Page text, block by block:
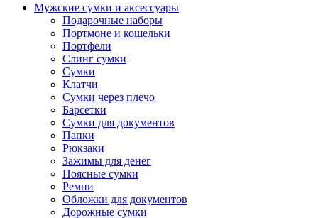
Мужские сумки и аксессуары
Подарочные наборы
Портмоне и кошельки
Портфели
Слинг сумки
Сумки
Клатчи
Сумки через плечо
Барсетки
Сумки для документов
Папки
Рюкзаки
Зажимы для денег
Поясные сумки
Ремни
Обложки для документов
Дорожные сумки